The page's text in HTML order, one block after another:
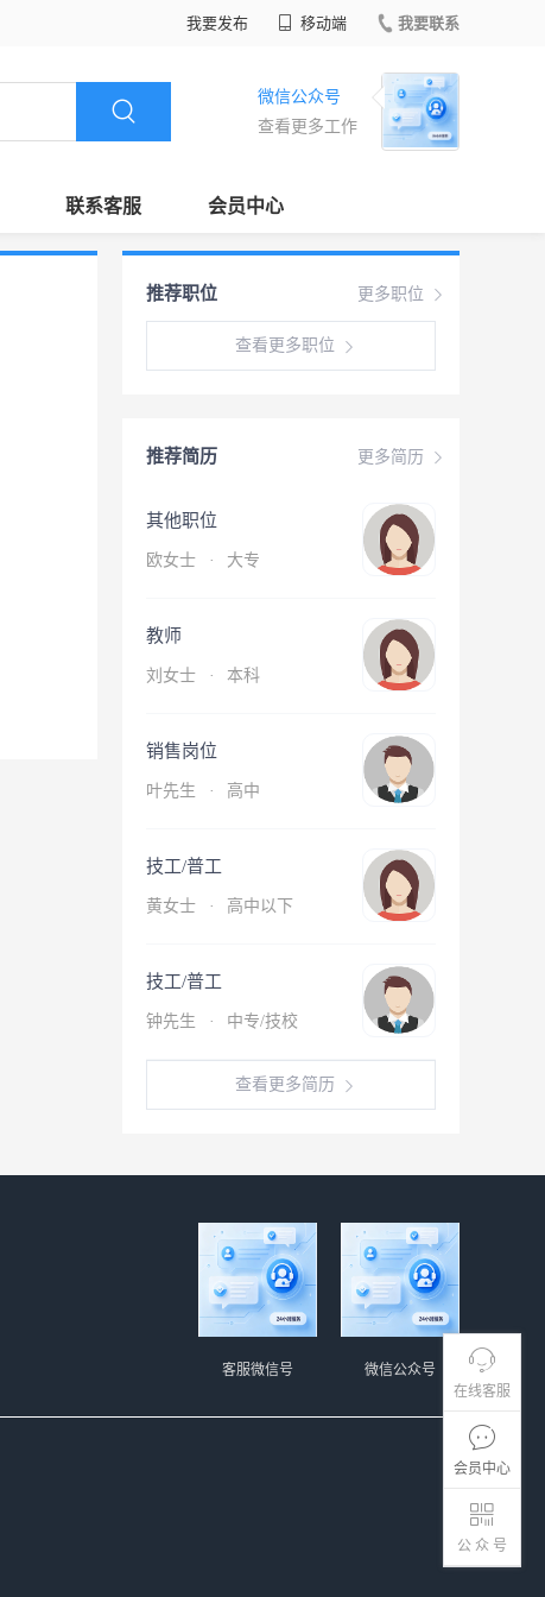
我要发布 移动端 我要联系
微信公众号
查看更多工作
联系客服 会员中心
在线客服
会员中心
公 众 号
更多职位
推荐职位
查看更多职位
更多简历
推荐简历
其他职位
欧女士 · 大专
教师
刘女士 · 本科
销售岗位
叶先生 · 高中
技工/普工
黄女士 · 高中以下
技工/普工
钟先生 · 中专/技校
查看更多简历
微信公众号
客服微信号